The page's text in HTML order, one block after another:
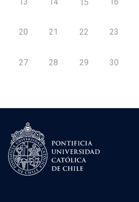
15
20 21 22 23
27 28 29 30